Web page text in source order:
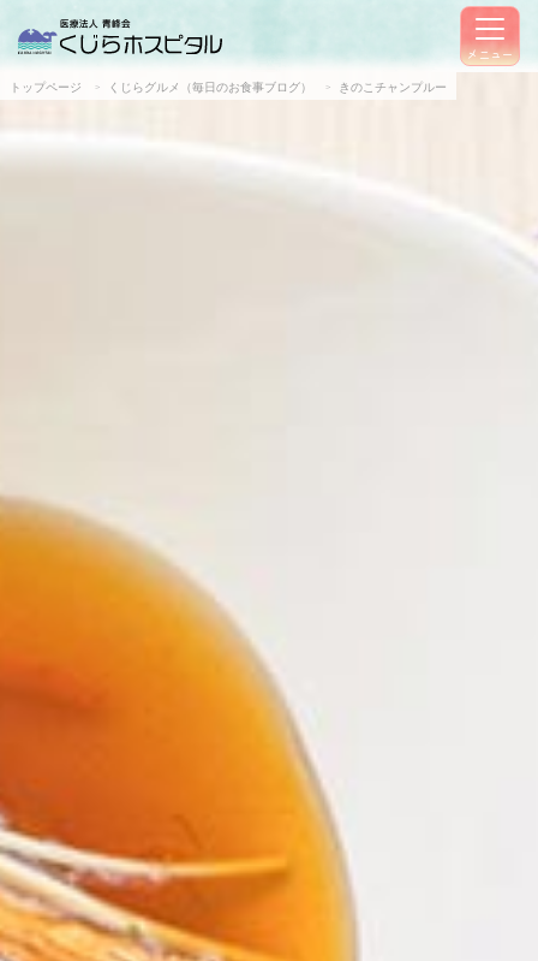
メニュー
トップページ くじらグルメ（毎日のお食事ブログ） きのこチャンプルー